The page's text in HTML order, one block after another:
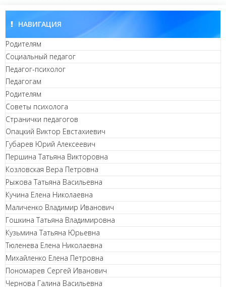
НАВИГАЦИЯ
Родителям
Социальный педагог
Педагог-психолог
Педагогам
Родителям
Советы психолога
Странички педагогов
Опацкий Виктор Евстахиевич
Губарев Юрий Алексеевич
Першина Татьяна Викторовна
Козловская Вера Петровна
Рыжова Татьяна Васильевна
Кучина Елена Николаевна
Маличенко Владимир Иванович
Гошкина Татьяна Владимировна
Кузьмина Татьяна Юрьевна
Тюленева Елена Николаевна
Михайленко Елена Петровна
Пономарев Сергей Иванович
Чернова Галина Васильевна